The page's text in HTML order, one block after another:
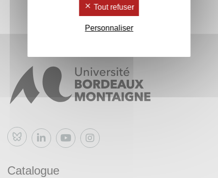
Bluesky
Catalogue
Tout refuser
Personnaliser